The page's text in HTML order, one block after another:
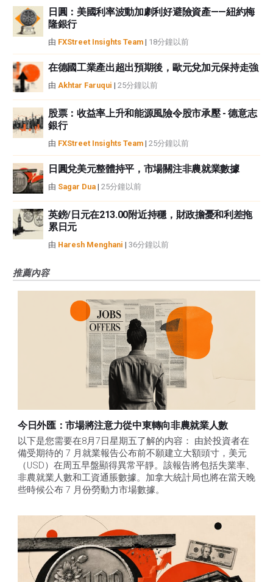
日圓：美國利率波動加劇利好避險資產——紐約梅
隆銀行
由 FXStreet Insights Team | 18分鐘以前
在德國工業產出超出預期後，歐元兌加元保持走強
由 Akhtar Faruqui | 25分鐘以前
股票：收益率上升和能源風險令股市承壓 - 德意志
銀行
由 FXStreet Insights Team | 25分鐘以前
日圓兌美元整體持平，市場關注非農就業數據
由 Sagar Dua | 25分鐘以前
英鎊/日元在213.00附近持穩，財政擔憂和利差拖
累日元
由 Haresh Menghani | 36分鐘以前
推薦內容
今日外匯：市場將注意力從中東轉向非農就業人數
以下是您需要在8月7日星期五了解的内容： 由於投資者在
備受期待的 7 月就業報告公布前不願建立大額頭寸，美元
（USD）在周五早盤顯得異常平靜。該報告將包括失業率、
非農就業人數和工資通脹數據。加拿大統計局也將在當天晚
些時候公布 7 月份勞動力市場數據。